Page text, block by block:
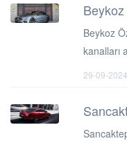
Beykoz
kanalları
29-09-